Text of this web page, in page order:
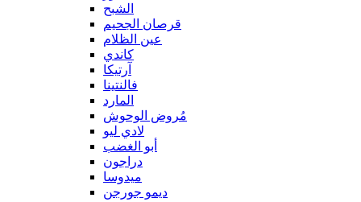
الشبح
قرصان الجحيم
عين الظلام
كاندي
آرتيكا
فالنتينا
المارد
مُروض الوحوش
لادي ليو
أبو الغضب
دراجون
ميدوسا
ديمو جورجن